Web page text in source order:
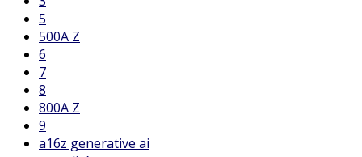
5
500A Z
6
7
8
800A Z
9
a16z generative ai